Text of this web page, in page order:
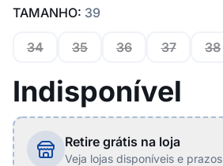
TAMANHO: 39
34 35 36 37 38
Indisponível
Retire grátis na loja
Veja lojas disponíveis e prazos